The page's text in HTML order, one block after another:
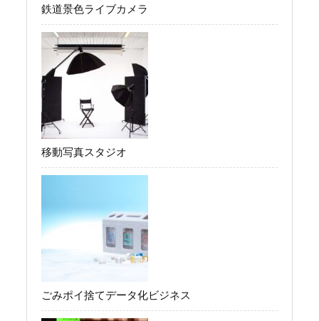
鉄道景色ライブカメラ
移動写真スタジオ
ごみポイ捨てデータ化ビジネス